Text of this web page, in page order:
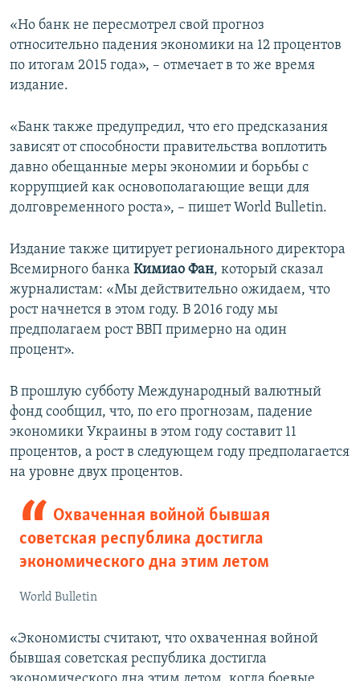
«Но банк не пересмотрел свой прогноз
относительно падения экономики на 12 процентов
по итогам 2015 года», – отмечает в то же время
издание.
«Банк также предупредил, что его предсказания
зависят от способности правительства воплотить
давно обещанные меры экономии и борьбы с
коррупцией как основополагающие вещи для
долговременного роста», – пишет World Bulletin.
Издание также цитирует регионального директора
Всемирного банка Кимиао Фан, который сказал
журналистам: «Мы действительно ожидаем, что
рост начнется в этом году. В 2016 году мы
предполагаем рост ВВП примерно на один
процент».
В прошлую субботу Международный валютный
фонд сообщил, что, по его прогнозам, падение
экономики Украины в этом году составит 11
процентов, а рост в следующем году предполагается
на уровне двух процентов.
Охваченная войной бывшая
советская республика достигла
экономического дна этим летом
World Bulletin
«Экономисты считают, что охваченная войной
бывшая советская республика достигла